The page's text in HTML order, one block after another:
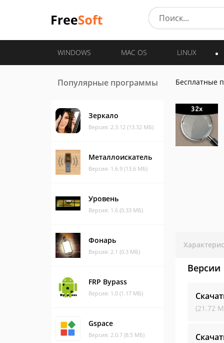
WINDOWS MAC OS LINUX
Популярные программы
Зеркало
Версия: 2.3.12 (13.32 МБ)
Металлоискатель
Версия: 1.6.9 (13.6 МБ)
Уровень
Версия: 1.6 (0.33 МБ)
Фонарь
Версия: 2.1 (0.3 МБ)
FRP Bypass
Версия: 1.0 (1.17 МБ)
Gspace
Версия: 2.0.7 (8.5 МБ)
Бесплатные
Версии
(21.72